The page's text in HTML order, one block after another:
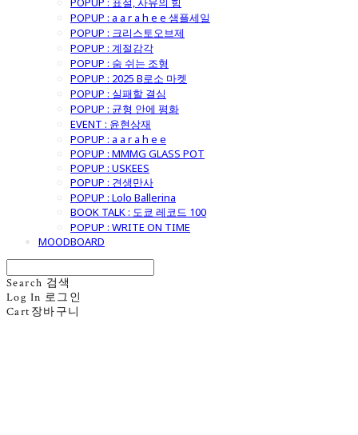
POPUP : a a r a h e e 샘플세일
POPUP : 크리스토오브제
POPUP : 계절감각
POPUP : 숨 쉬는 조형
POPUP : 2025 B로소 마켓
POPUP : 실패할 결심
POPUP : 균형 안에 평화
EVENT : 윤현상재
POPUP : a a r a h e e
POPUP : MMMG GLASS POT
POPUP : USKEES
POPUP : 견생만사
POPUP : Lolo Ballerina
BOOK TALK : 도쿄 레코드 100
POPUP : WRITE ON TIME
MOODBOARD
Search 검색
Log In 로그인
Cart 장바구니